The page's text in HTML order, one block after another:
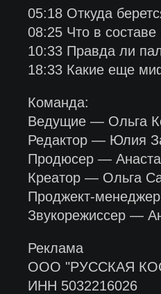
05:18 Откуда
08:25 Что в
10:33 Правда ли
18:33 Какие еще
Команда:
Ведущие — Ольга
Редактор — Юлия
Продюсер —
Креатор — Ольга
Проджект-
Звукорежиссер —
Реклама
ООО "РУССКАЯ
ИНН 5032216026